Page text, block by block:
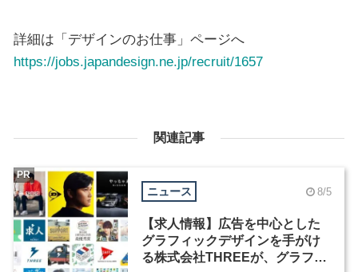
詳細は「デザインのお仕事」ページへ
https://jobs.japandesign.ne.jp/recruit/1657
関連記事
ニュース 8/5
【求人情報】広告を中心とした
グラフィックデザインを手がけ
る株式会社THREEが、グラフィ
PR